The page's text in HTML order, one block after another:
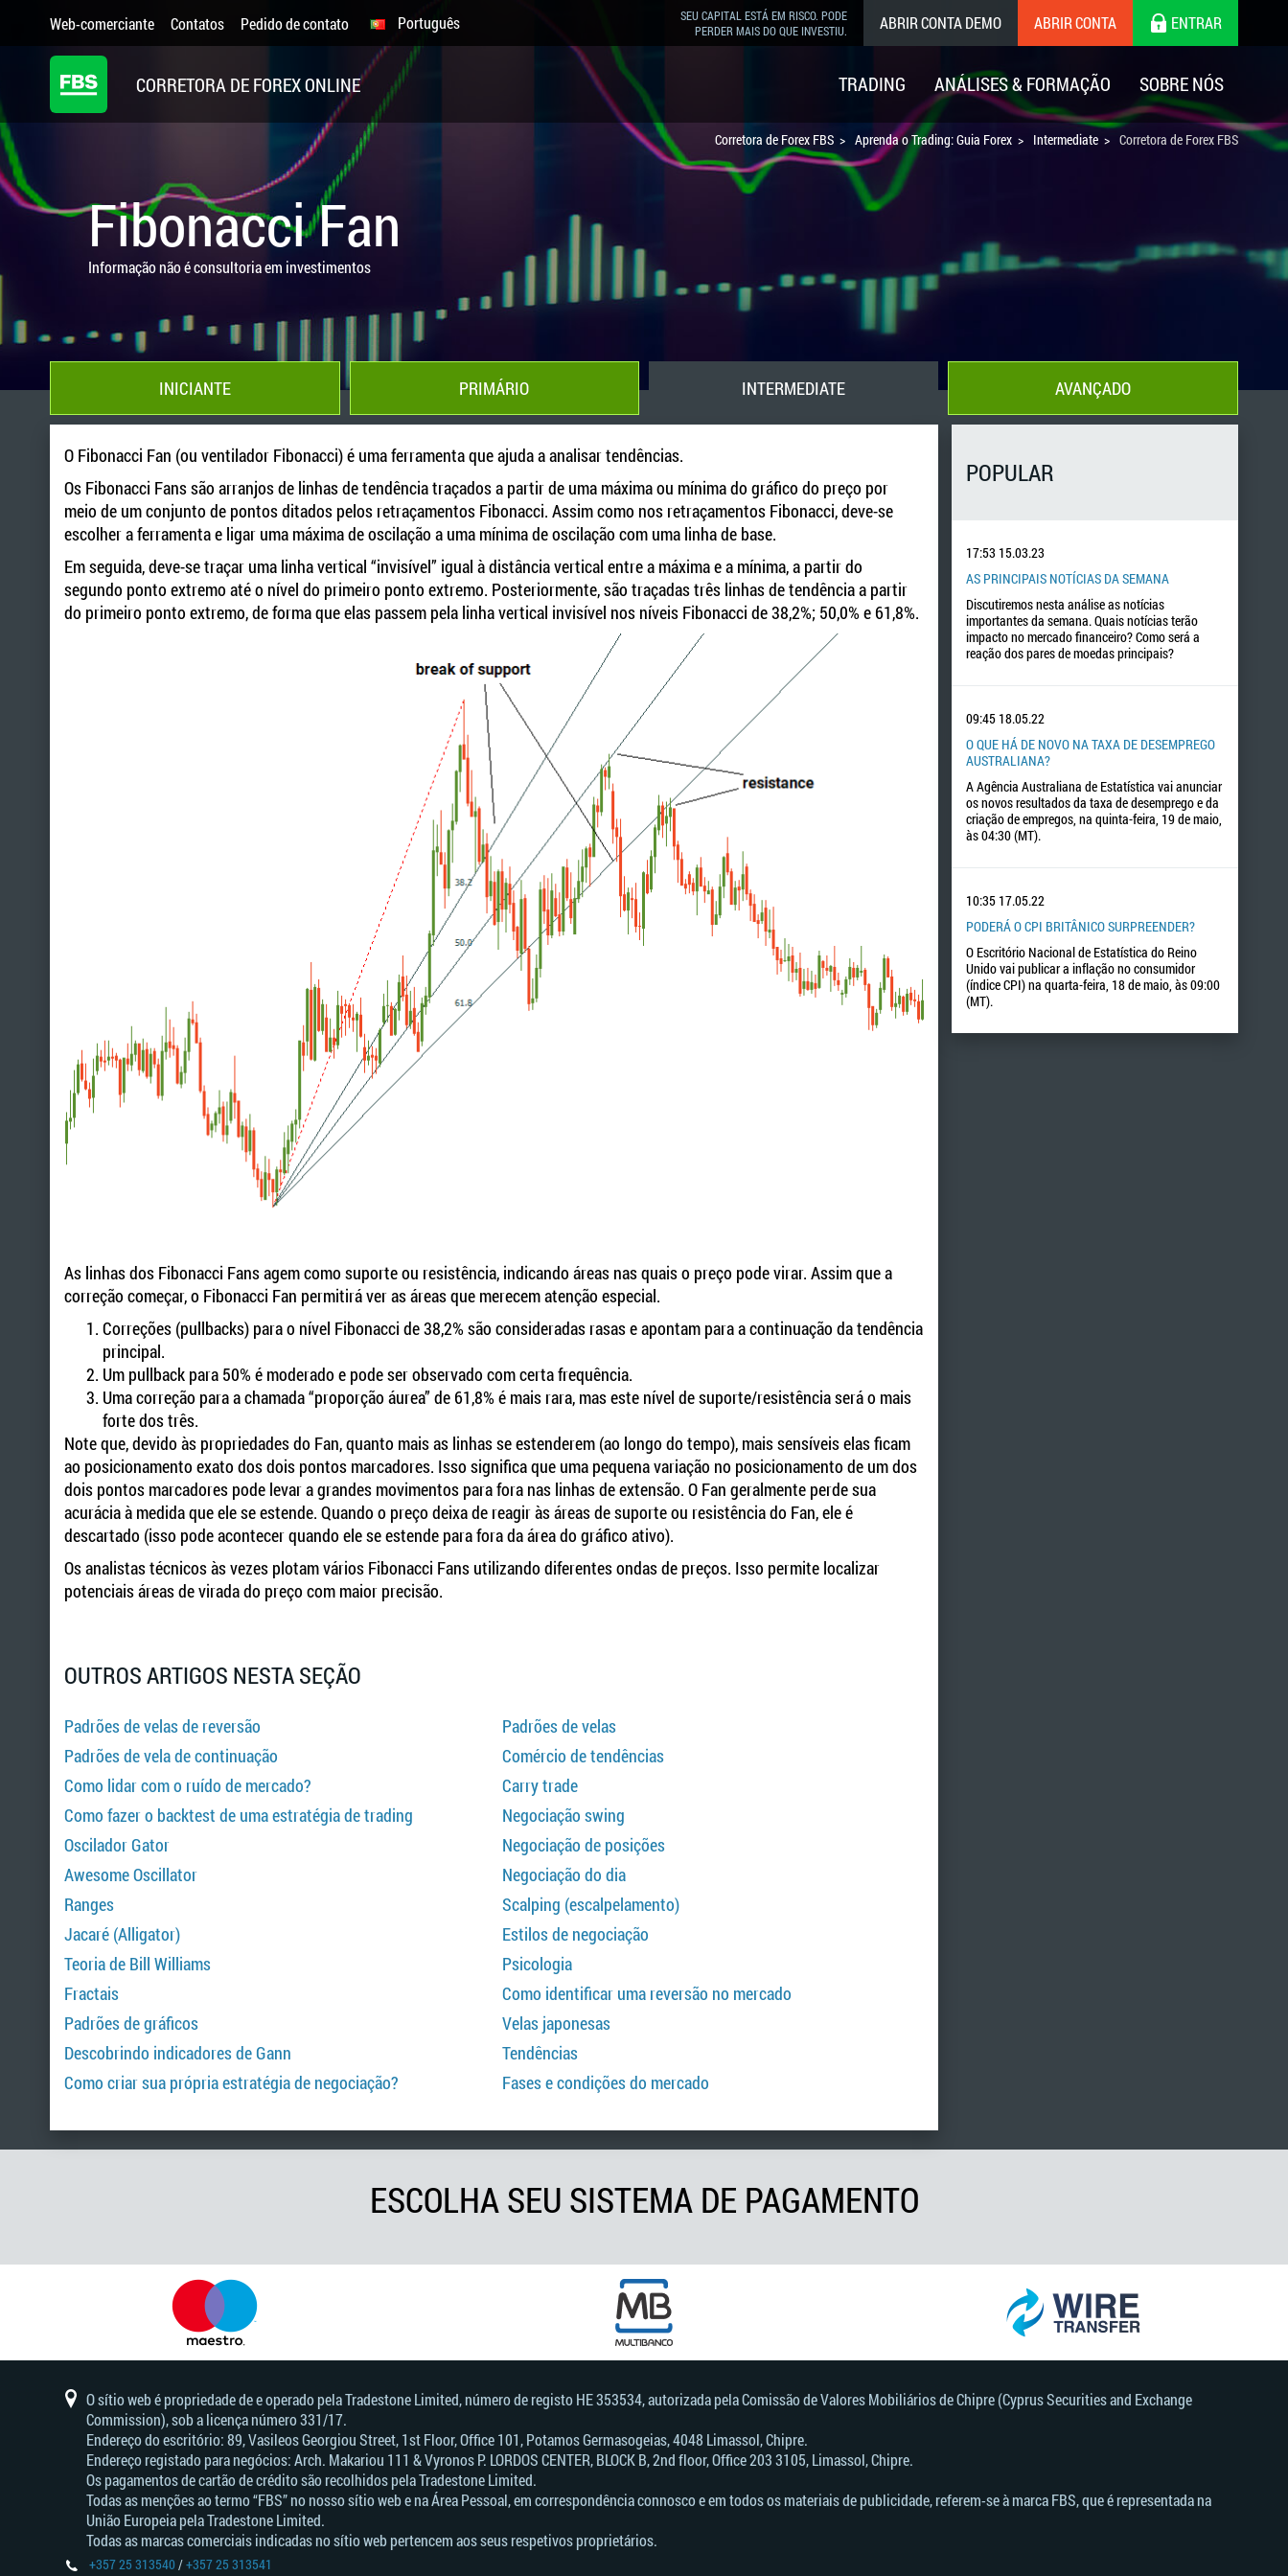
Web-comerciante Contatos Pedido de contato
SEU CAPITAL ESTÁ EM RISCO. PODE
PERDER MAIS DO QUE INVESTIU.
ABRIR CONTA DEMO ABRIR CONTA ENTRAR
Português
CORRETORA DE FOREX ONLINE TRADING ANÁLISES & FORMAÇÃO SOBRE NÓS
Corretora de Forex FBS Aprenda o Trading: Guia Forex Intermediate Corretora de Forex FBS
Fibonacci Fan
Informação não é consultoria em investimentos
INICIANTE PRIMÁRIO INTERMEDIATE AVANÇADO
O Fibonacci Fan (ou ventilador Fibonacci) é uma ferramenta que ajuda a analisar tendências.
Os Fibonacci Fans são arranjos de linhas de tendência traçados a partir de uma máxima ou mínima do gráfico do preço por
meio de um conjunto de pontos ditados pelos retraçamentos Fibonacci. Assim como nos retraçamentos Fibonacci, deve-se
escolher a ferramenta e ligar uma máxima de oscilação a uma mínima de oscilação com uma linha de base.
Em seguida, deve-se traçar uma linha vertical “invisível” igual à distância vertical entre a máxima e a mínima, a partir do
segundo ponto extremo até o nível do primeiro ponto extremo. Posteriormente, são traçadas três linhas de tendência a partir
do primeiro ponto extremo, de forma que elas passem pela linha vertical invisível nos níveis Fibonacci de 38,2%; 50,0% e 61,8%.
As linhas dos Fibonacci Fans agem como suporte ou resistência, indicando áreas nas quais o preço pode virar. Assim que a
correção começar, o Fibonacci Fan permitirá ver as áreas que merecem atenção especial.
Correções (pullbacks) para o nível Fibonacci de 38,2% são consideradas rasas e apontam para a continuação da tendência
principal.
Um pullback para 50% é moderado e pode ser observado com certa frequência.
Uma correção para a chamada “proporção áurea” de 61,8% é mais rara, mas este nível de suporte/resistência será o mais
forte dos três.
Note que, devido às propriedades do Fan, quanto mais as linhas se estenderem (ao longo do tempo), mais sensíveis elas ficam
ao posicionamento exato dos dois pontos marcadores. Isso significa que uma pequena variação no posicionamento de um dos
dois pontos marcadores pode levar a grandes movimentos para fora nas linhas de extensão. O Fan geralmente perde sua
acurácia à medida que ele se estende. Quando o preço deixa de reagir às áreas de suporte ou resistência do Fan, ele é
descartado (isso pode acontecer quando ele se estende para fora da área do gráfico ativo).
Os analistas técnicos às vezes plotam vários Fibonacci Fans utilizando diferentes ondas de preços. Isso permite localizar
potenciais áreas de virada do preço com maior precisão.
OUTROS ARTIGOS NESTA SEÇÃO
Padrões de velas de reversão
Padrões de vela de continuação
Como lidar com o ruído de mercado?
Como fazer o backtest de uma estratégia de trading
Oscilador Gator
Awesome Oscillator
Ranges
Jacaré (Alligator)
Teoria de Bill Williams
Fractais
Padrões de gráficos
Descobrindo indicadores de Gann
Como criar sua própria estratégia de negociação?
Padrões de velas
Comércio de tendências
Carry trade
Negociação swing
Negociação de posições
Negociação do dia
Scalping (escalpelamento)
Estilos de negociação
Psicologia
Como identificar uma reversão no mercado
Velas japonesas
Tendências
Fases e condições do mercado
POPULAR
17:53 15.03.23
AS PRINCIPAIS NOTÍCIAS DA SEMANA
Discutiremos nesta análise as notícias
importantes da semana. Quais notícias terão
impacto no mercado financeiro? Como será a
reação dos pares de moedas principais?
09:45 18.05.22
O QUE HÁ DE NOVO NA TAXA DE DESEMPREGO
AUSTRALIANA?
A Agência Australiana de Estatística vai anunciar
os novos resultados da taxa de desemprego e da
criação de empregos, na quinta-feira, 19 de maio,
às 04:30 (MT).
10:35 17.05.22
PODERÁ O CPI BRITÂNICO SURPREENDER?
O Escritório Nacional de Estatística do Reino
Unido vai publicar a inflação no consumidor
(índice CPI) na quarta-feira, 18 de maio, às 09:00
(MT).
ESCOLHA SEU SISTEMA DE PAGAMENTO
O sítio web é propriedade de e operado pela Tradestone Limited, número de registo HE 353534, autorizada pela Comissão de Valores Mobiliários de Chipre (Cyprus Securities and Exchange
Commission), sob a licença número 331/17.
Endereço do escritório: 89, Vasileos Georgiou Street, 1st Floor, Office 101, Potamos Germasogeias, 4048 Limassol, Chipre.
Endereço registado para negócios: Arch. Makariou 111 & Vyronos Р. LORDOS CENTER, BLOCK В, 2nd floor, Office 203 3105, Limassol, Chipre.
Os pagamentos de cartão de crédito são recolhidos pela Tradestone Limited.
Todas as menções ao termo “FBS” no nosso sítio web e na Área Pessoal, em correspondência connosco e em todos os materiais de publicidade, referem-se à marca FBS, que é representada na
União Europeia pela Tradestone Limited.
Todas as marcas comerciais indicadas no sítio web pertencem aos seus respetivos proprietários.
+357 25 313540/+357 25 313541